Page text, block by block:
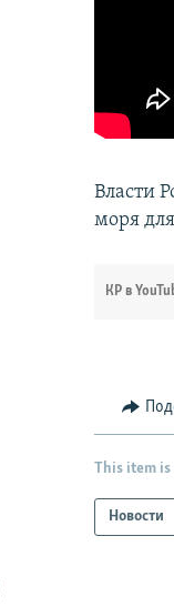
Власти
моря
КР в
This item
Новости